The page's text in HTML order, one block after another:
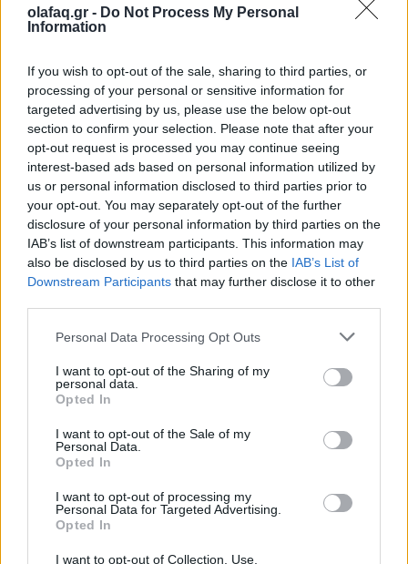
olafaq.gr - Do Not Process My Personal
Information
If you wish to opt-out of the sale, sharing to third parties, or
processing of your personal or sensitive information for
targeted advertising by us, please use the below opt-out
section to confirm your selection. Please note that after your
opt-out request is processed you may continue seeing
interest-based ads based on personal information utilized by
us or personal information disclosed to third parties prior to
your opt-out. You may separately opt-out of the further
disclosure of your personal information by third parties on the
IAB’s list of downstream participants. This information may
also be disclosed by us to third parties on the IAB’s List of
Downstream Participants that may further disclose it to other
Personal Data Processing Opt Outs
I want to opt-out of the Sharing of my
personal data.
Opted In
I want to opt-out of the Sale of my
Personal Data.
Opted In
I want to opt-out of processing my
Personal Data for Targeted Advertising.
Opted In
I want to opt-out of Collection, Use,
Η Barbie αφήνει τα τακούνια και πιάνει τη μπάλα του
από γυναίκες-πρωταθλήτριες που αλλάζουν τα δεδομένα στον
αθλητισμό, με πρωταγωνίστρια την Άγγ
Αθλητισμός
Ο Άλεξ Χόνολντ σκαρφαλώνει το Taipei 101
– Live στο Netflix το πιο ριψοκίνδυνο event
του 2026
Ο θρυλικός free solo αναρριχητής ετοιμάζεται να ανέβει χωρίς